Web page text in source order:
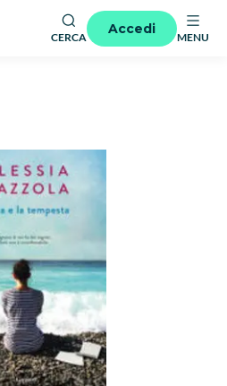
CERCA
Accedi
MENU